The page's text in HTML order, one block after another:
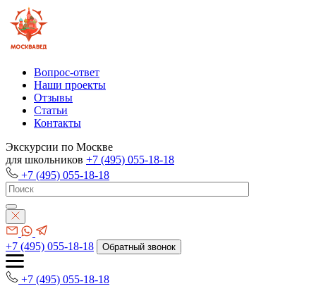
Вопрос-ответ
Наши проекты
Отзывы
Статьи
Контакты
Экскурсии по Москве
для школьников +7 (495) 055-18-18
+7 (495) 055-18-18
+7 (495) 055-18-18 Обратный звонок
+7 (495) 055-18-18